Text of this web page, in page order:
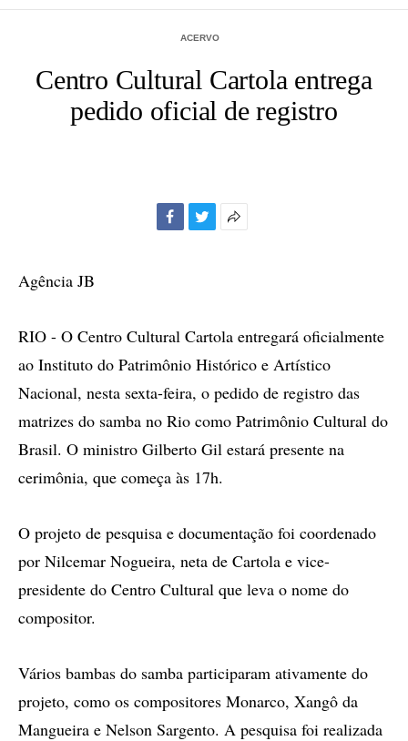
ACERVO
Centro Cultural Cartola entrega
pedido oficial de registro
Agência JB
RIO - O Centro Cultural Cartola entregará oficialmente
ao Instituto do Patrimônio Histórico e Artístico
Nacional, nesta sexta-feira, o pedido de registro das
matrizes do samba no Rio como Patrimônio Cultural do
Brasil. O ministro Gilberto Gil estará presente na
cerimônia, que começa às 17h.
O projeto de pesquisa e documentação foi coordenado
por Nilcemar Nogueira, neta de Cartola e vice-
presidente do Centro Cultural que leva o nome do
compositor.
Vários bambas do samba participaram ativamente do
projeto, como os compositores Monarco, Xangô da
Mangueira e Nelson Sargento. A pesquisa foi realizada